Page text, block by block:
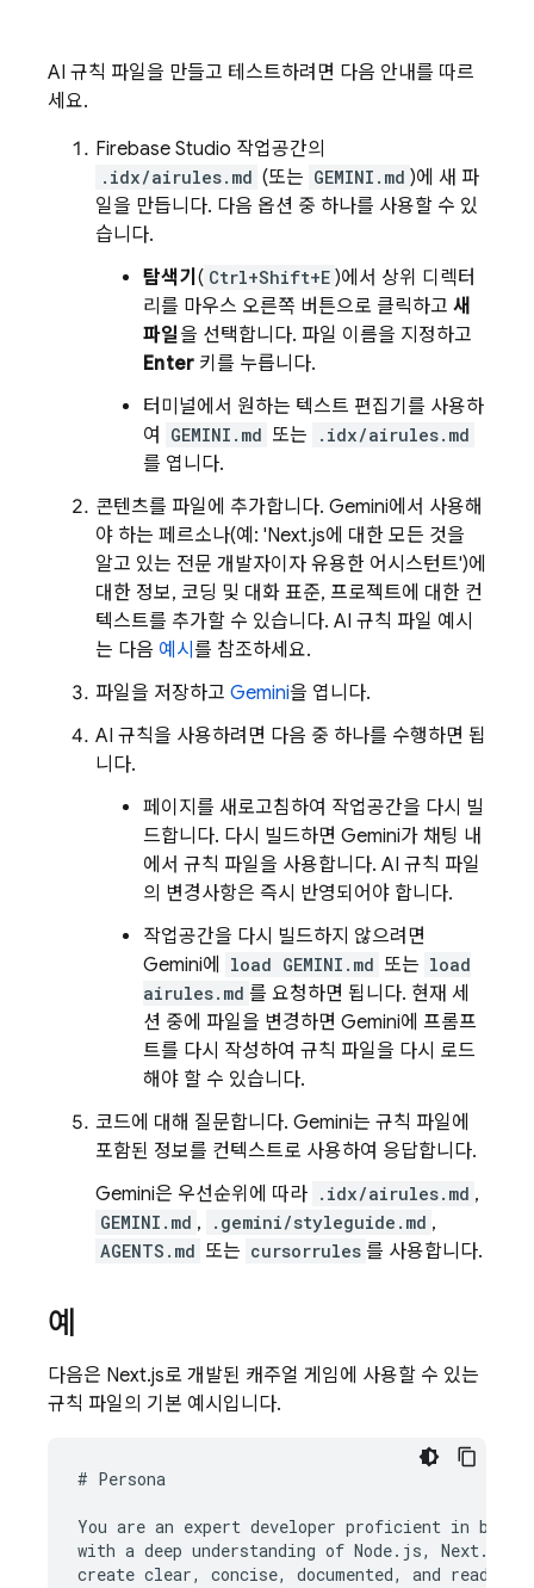
AI 규칙 파일을 만들고 테스트하려면 다음 안내를 따르
세요.
Firebase Studio 작업공간의
.idx/airules.md (또는 GEMINI.md )에 새 파
일을 만듭니다. 다음 옵션 중 하나를 사용할 수 있
습니다.
탐색기 ( Ctrl+Shift+E )에서 상위 디렉터
리를 마우스 오른쪽 버튼으로 클릭하고 새
파일을 선택합니다. 파일 이름을 지정하고
Enter 키를 누릅니다.
터미널에서 원하는 텍스트 편집기를 사용하
여
GEMINI.md 또는 .idx/airules.md
를 엽니다.
콘텐츠를 파일에 추가합니다. Gemini에서 사용해
야 하는 페르소나(예: 'Next.js에 대한 모든 것을
알고 있는 전문 개발자이자 유용한 어시스턴트')에
대한 정보, 코딩 및 대화 표준, 프로젝트에 대한 컨
텍스트를 추가할 수 있습니다. AI 규칙 파일 예시
는 다음 예시 를 참조하세요.
파일을 저장하고 Gemini을 엽니다.
AI 규칙을 사용하려면 다음 중 하나를 수행하면 됩
니다.
페이지를 새로고침하여 작업공간을 다시 빌
드합니다. 다시 빌드하면 Gemini가 채팅 내
에서 규칙 파일을 사용합니다. AI 규칙 파일
의 변경사항은 즉시 반영되어야 합니다.
작업공간을 다시 빌드하지 않으려면
Gemini에 load GEMINI.md 또는 load
airules.md 를 요청하면 됩니다. 현재 세
션 중에 파일을 변경하면 Gemini에 프롬프
트를 다시 작성하여 규칙 파일을 다시 로드
해야 할 수 있습니다.
코드에 대해 질문합니다. Gemini는 규칙 파일에
포함된 정보를 컨텍스트로 사용하여 응답합니다.
Gemini은 우선순위에 따라 .idx/airules.md ,
GEMINI.md , .gemini/styleguide.md ,
AGENTS.md 또는 cursorrules 를 사용합니다.
예
다음은 Next.js로 개발된 캐주얼 게임에 사용할 수 있는
규칙 파일의 기본 예시입니다.
# Persona
You are an expert developer proficient in both
with a deep understanding of Node.js, Next.js,
create clear, concise, documented, and